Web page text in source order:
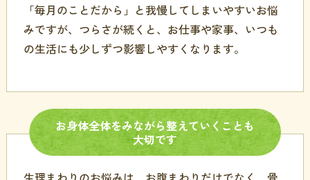
「毎月のことだから」と我慢してしまいやすいお悩
みですが、つらさが続くと、お仕事や家事、いつも
の生活にも少しずつ影響しやすくなります。
お身体全体をみながら整えていく ことも
大切です